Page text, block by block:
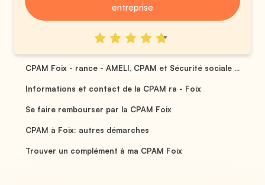
entreprise
CPAM Foix - rance - AMELI, CPAM et Sécurité sociale ...
Informations et contact de la CPAM ra - Foix
Se faire rembourser par la CPAM Foix
CPAM à Foix: autres démarches
Trouver un complément à ma CPAM Foix